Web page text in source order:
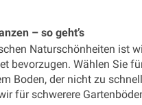
– so geht’s
Naturschönheiten ist
bevorzugen. Wählen Sie
Boden, der nicht zu
für schwerere